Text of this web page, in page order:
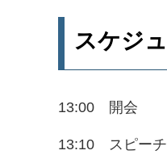
スケジ
13:00 開会
13:10 スピーチ